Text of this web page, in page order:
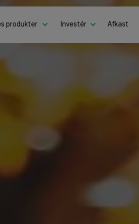
produkter Investér Afkast